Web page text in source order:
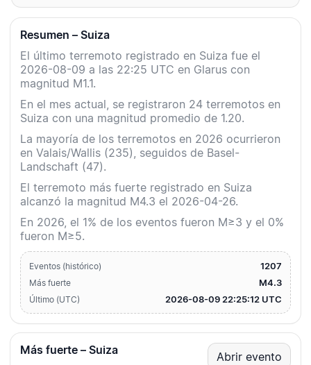
Resumen – Suiza
El último terremoto registrado en Suiza fue el
2026-08-09 a las 22:25 UTC en Glarus con
magnitud M1.1.
En el mes actual, se registraron 24 terremotos en
Suiza con una magnitud promedio de 1.20.
La mayoría de los terremotos en 2026 ocurrieron
en Valais/Wallis (235), seguidos de Basel-
Landschaft (47).
El terremoto más fuerte registrado en Suiza
alcanzó la magnitud M4.3 el 2026-04-26.
En 2026, el 1% de los eventos fueron M≥3 y el 0%
fueron M≥5.
Eventos (histórico) 1207
Más fuerte M4.3
Último (UTC) 2026-08-09 22:25:12 UTC
Más fuerte – Suiza Abrir evento